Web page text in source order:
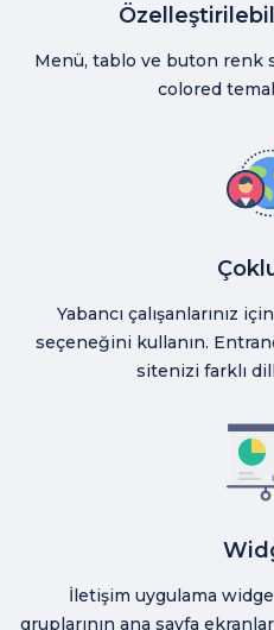
Menü, tablo ve buton renk
colored
Yabancı çalışanlarınız
seçeneğini kullanın.
sitenizi farklı
İletişim uygulama
gruplarının ana sayfa